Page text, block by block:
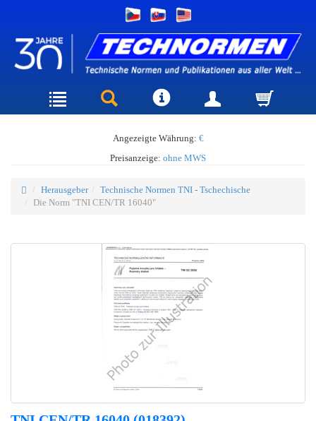
Angezeigte Währung: €
Preisanzeige: ohne MWS
Herausgeber
Technische Normen TNI - Tschechische
Die Norm "TNI CEN/TR 16040"